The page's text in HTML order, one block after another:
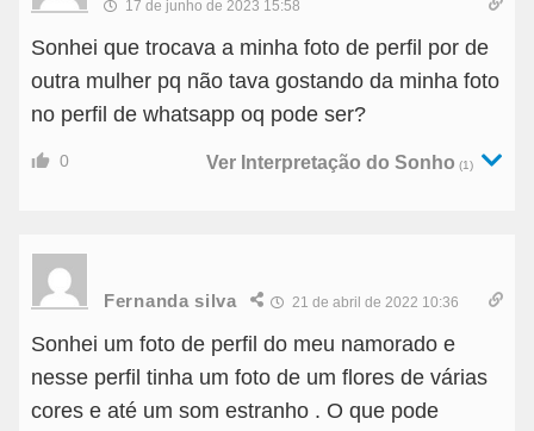
17 de junho de 2023 15:58
Sonhei que trocava a minha foto de perfil por de
outra mulher pq não tava gostando da minha foto
no perfil de whatsapp oq pode ser?
0 Ver Interpretação do Sonho (1)
Fernanda silva 21 de abril de 2022 10:36
Sonhei um foto de perfil do meu namorado e
nesse perfil tinha um foto de um flores de várias
cores e até um som estranho . O que pode